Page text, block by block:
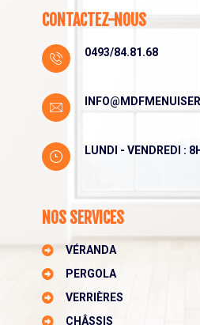
CONTACTEZ-NOUS
0493/84.81.68
LUNDI - VENDREDI :
NOS SERVICES
VÉRANDA
PERGOLA
VERRIÈRES
CHÂSSIS